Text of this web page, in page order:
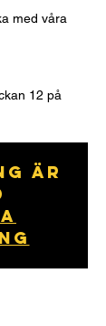
med våra
12 på
är